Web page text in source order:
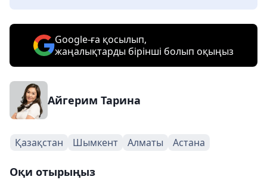
Google-ға қосылып,
жаңалықтарды бірінші болып оқыңыз
Айгерим Тарина
Қазақстан Шымкент Алматы Астана
Оқи отырыңыз